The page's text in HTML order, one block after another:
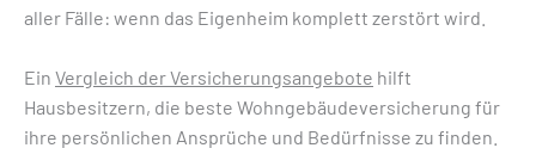
aller Fälle: wenn das Eigenheim komplett zerstört wird.
Ein Vergleich der Versicherungsangebote hilft
Hausbesitzern, die beste Wohngebäudeversicherung für
ihre persönlichen Ansprüche und Bedürfnisse zu finden.